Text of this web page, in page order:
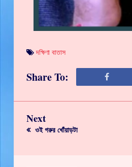
দক্ষিণা বাতাস
Share To:
Next
ওই গরুর খোঁয়াড়টা